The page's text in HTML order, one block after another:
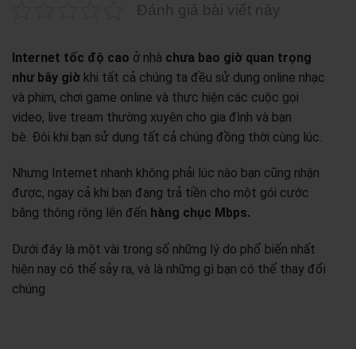
Đánh giá bài viết này
Internet tốc độ cao ở nhà chưa bao giờ quan trọng
như bây giờ khi tất cả chúng ta đều sử dụng online nhạc
và phim, chơi game online và thực hiện các cuộc gọi
video, live tream thường xuyên cho gia đình và bạn
bè. Đôi khi bạn sử dụng tất cả chúng đồng thời cùng lúc.
Nhưng Internet nhanh không phải lúc nào bạn cũng nhận
được, ngay cả khi bạn đang trả tiền cho một gói cước
băng thông rộng lên đến hàng chục Mbps.
Dưới đây là một vài trong số những lý do phổ biến nhất
hiện nay có thể sảy ra, và là những gì bạn có thể thay đổi
chúng